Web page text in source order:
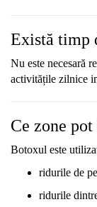
Există timp
Nu este necesară
activitățile zilnice
Ce zone pot
Botoxul este
ridurile de pe
ridurile